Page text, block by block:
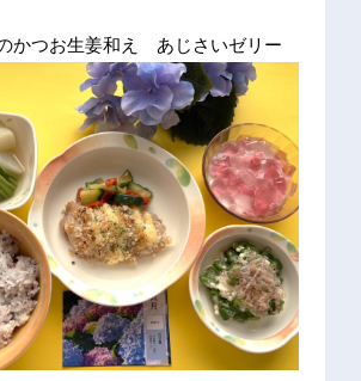
かつお生姜和え あじさいゼリー